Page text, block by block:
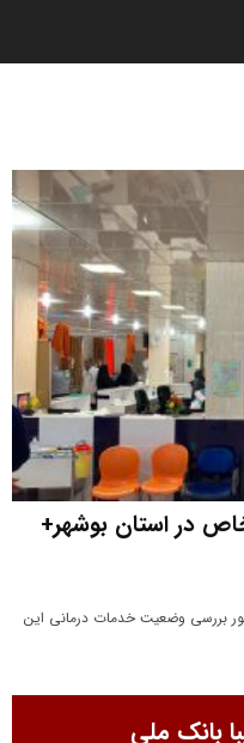
خاص در استان بوشهر+
بررسی وضعیت خدمات درمانی این
بانک ملی